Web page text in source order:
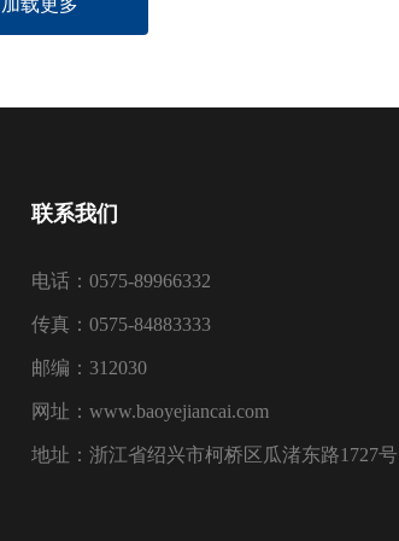
加载更多
联系我们
电话：0575-89966332
传真：0575-84883333
邮编：312030
网址：www.baoyejiancai.com
地址：浙江省绍兴市柯桥区瓜渚东路1727号